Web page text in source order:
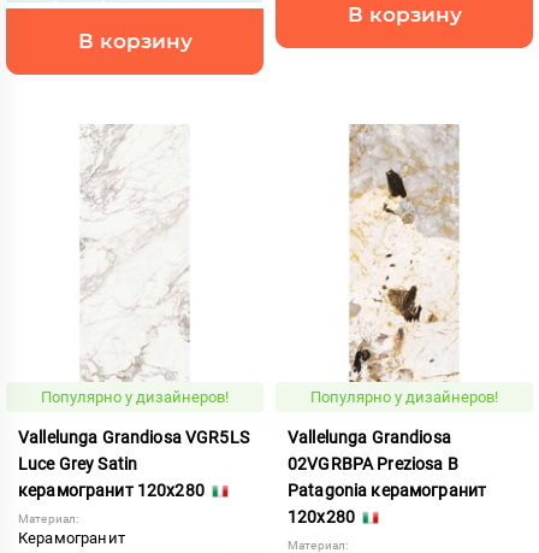
В корзину
В корзину
Популярно у дизайнеров!
Vallelunga Grandiosa VGR5LS
Luce Grey Satin
керамогранит 120x280
Материал:
Керамогранит
Популярно у дизайнеров!
Vallelunga Grandiosa
02VGRBPA Preziosa B
Patagonia керамогранит
120x280
Материал: